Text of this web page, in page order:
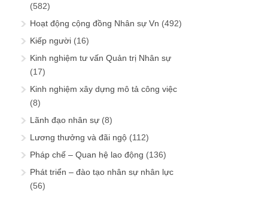
(582)
Hoạt động cộng đồng Nhân sự Vn (492)
Kiếp người (16)
Kinh nghiệm tư vấn Quản trị Nhân sự
(17)
Kinh nghiệm xây dựng mô tả công việc
(8)
Lãnh đạo nhân sự (8)
Lương thưởng và đãi ngộ (112)
Pháp chế – Quan hệ lao động (136)
Phát triển – đào tạo nhân sự nhân lực
(56)